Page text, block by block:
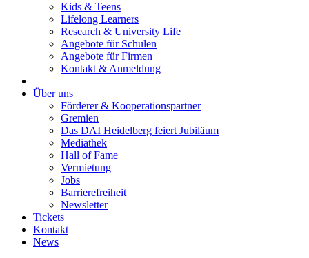
Kids & Teens
Lifelong Learners
Research & University Life
Angebote für Schulen
Angebote für Firmen
Kontakt & Anmeldung
|
Über uns
Förderer & Kooperationspartner
Gremien
Das DAI Heidelberg feiert Jubiläum
Mediathek
Hall of Fame
Vermietung
Jobs
Barrierefreiheit
Newsletter
Tickets
Kontakt
News